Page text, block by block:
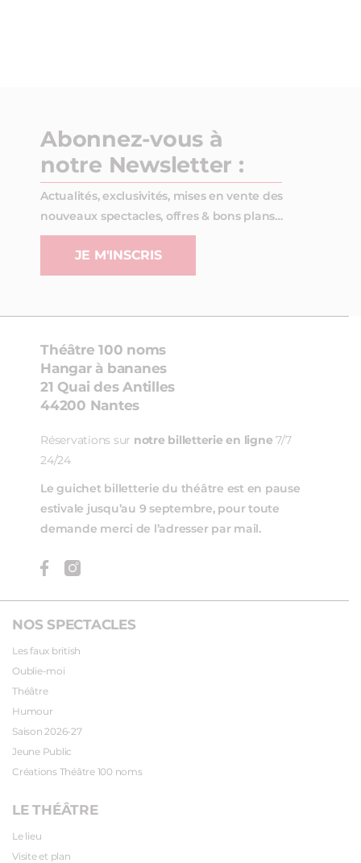
Abonnez-vous à
notre Newsletter :
Actualités, exclusivités, mises en vente des
nouveaux spectacles, offres & bons plans…
JE M'INSCRIS
NOS SPECTACLES
Les faux british
Oublie-moi
Théâtre
Humour
Saison 2026-27
Jeune Public
Créations Théâtre 100 noms
LE THÉÂTRE
Le lieu
Visite et plan
Théâtre 100 noms
Hangar à bananes
21 Quai des Antilles
44200 Nantes
Réservations sur notre billetterie en ligne 7/7
24/24
Le guichet billetterie du théâtre est en pause
estivale jusqu’au 9 septembre, pour toute
demande merci de l’adresser par mail.